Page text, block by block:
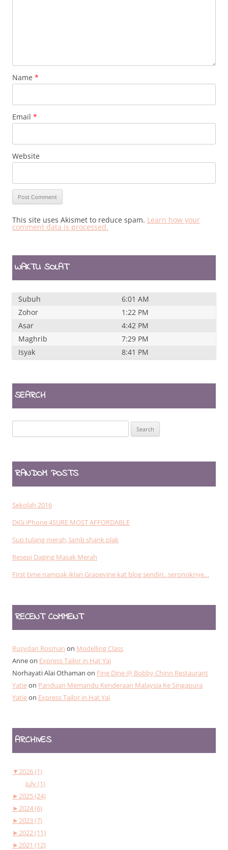
Name *
Email *
Website
This site uses Akismet to reduce spam. Learn how your
comment data is processed.
WAKTU SOLAT
Subuh
6:01 AM
Zohor
1:22 PM
Asar
4:42 PM
Maghrib
7:29 PM
Isyak
8:41 PM
SEARCH
for:
RANDOM POSTS
Sekolah 2016
DiGi iPhone 4SURE MOST AFFORDABLE
Sup tulang merah, lamb shank plak
Resepi Daging Masak Merah
First time nampak iklan Grapevine kat blog sendiri.. seronoknye…
RECENT COMMENT
Rusydan Rosman on Modelling Class
Anneon Express Tailor in Hat Yai
Norhayati Alai Othaman on Fine Dine @ Bobby Chinn Restaurant
Yatieon Panduan Memandu Kenderaan Malaysia Ke Singapura
Yatieon Express Tailor in Hat Yai
ARCHIVES
▼2026 (1)
July (1)
►2025 (24)
►2024 (6)
►2023 (7)
►2022 (11)
►2021 (12)